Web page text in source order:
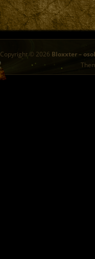
Copyright © 2026 Bloxxter –